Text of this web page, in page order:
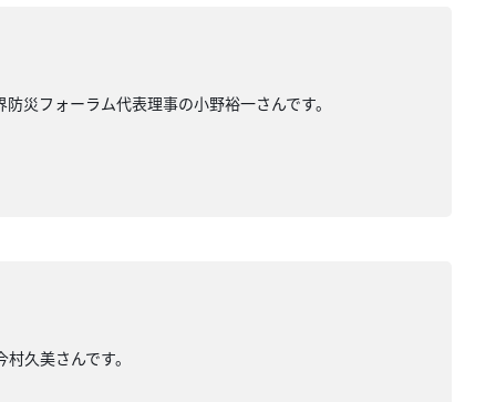
災フォーラム代表理事の小野裕一さんです。
久美さんです。